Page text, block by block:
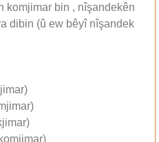
komjimar bin , nîşandekên
dibin (û ew bêyî nîşandek